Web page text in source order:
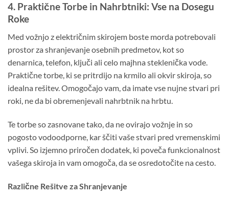
4. Praktične Torbe in Nahrbtniki: Vse na Dosegu
Roke
Med vožnjo z električnim skirojem boste morda potrebovali
prostor za shranjevanje osebnih predmetov, kot so
denarnica, telefon, ključi ali celo majhna steklenička vode.
Praktične torbe, ki se pritrdijo na krmilo ali okvir skiroja, so
idealna rešitev. Omogočajo vam, da imate vse nujne stvari pri
roki, ne da bi obremenjevali nahrbtnik na hrbtu.
Te torbe so zasnovane tako, da ne ovirajo vožnje in so
pogosto vodoodporne, kar ščiti vaše stvari pred vremenskimi
vplivi. So izjemno priročen dodatek, ki poveča funkcionalnost
vašega skiroja in vam omogoča, da se osredotočite na cesto.
Različne Rešitve za Shranjevanje